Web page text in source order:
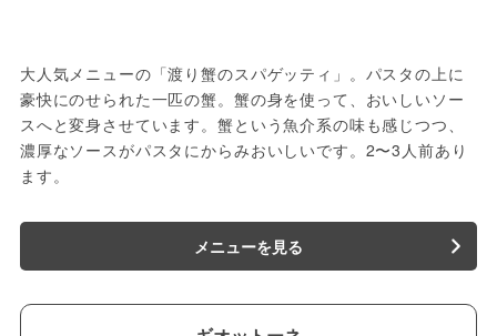
大人気メニューの「渡り蟹のスパゲッティ」。パスタの上に
豪快にのせられた一匹の蟹。蟹の身を使って、おいしいソー
スへと変身させています。蟹という魚介系の味も感じつつ、
濃厚なソースがパスタにからみおいしいです。2〜3人前あり
ます。
メニューを見る